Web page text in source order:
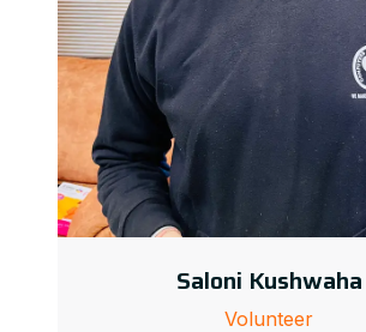
Saloni Kushwaha
Volunteer